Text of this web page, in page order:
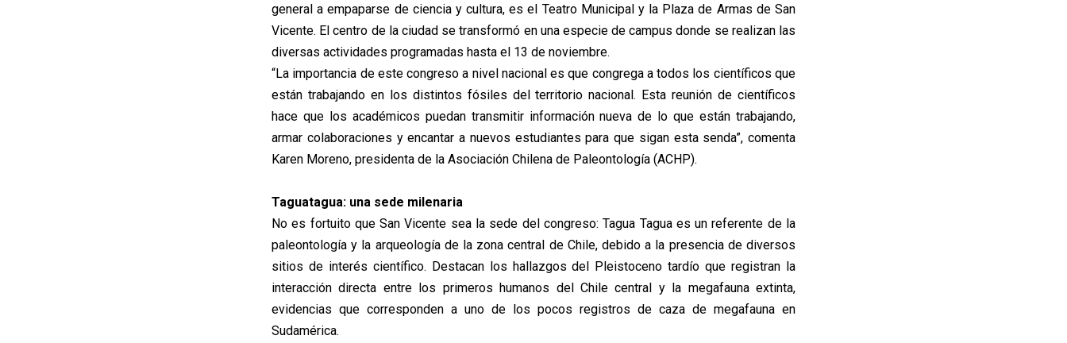
general a empaparse de ciencia y cultura, es el Teatro Municipal y la Plaza de Armas de San
Vicente. El centro de la ciudad se transformó en una especie de campus donde se realizan las
diversas actividades programadas hasta el 13 de noviembre.
“La importancia de este congreso a nivel nacional es que congrega a todos los científicos que
están trabajando en los distintos fósiles del territorio nacional. Esta reunión de científicos
hace que los académicos puedan transmitir información nueva de lo que están trabajando,
armar colaboraciones y encantar a nuevos estudiantes para que sigan esta senda”, comenta
Karen Moreno, presidenta de la Asociación Chilena de Paleontología (ACHP).
Taguatagua: una sede milenaria
No es fortuito que San Vicente sea la sede del congreso: Tagua Tagua es un referente de la
paleontología y la arqueología de la zona central de Chile, debido a la presencia de diversos
sitios de interés científico. Destacan los hallazgos del Pleistoceno tardío que registran la
interacción directa entre los primeros humanos del Chile central y la megafauna extinta,
evidencias que corresponden a uno de los pocos registros de caza de megafauna en
Sudamérica.